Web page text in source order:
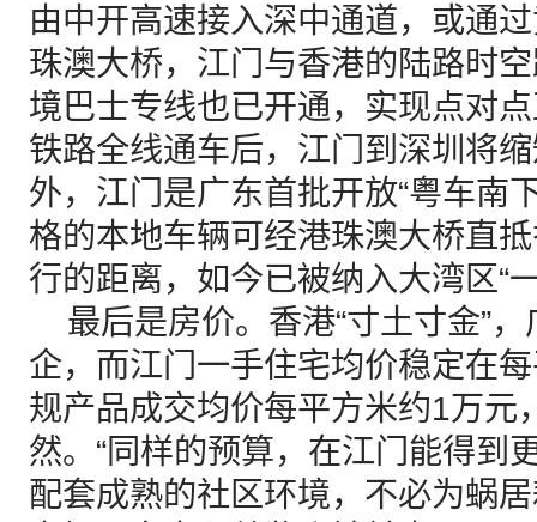
由中开高速接入深中通道，或通
珠澳大桥，江门与香港的陆路时
境巴士专线也已开通，实现点对
铁路全线通车后，江门到深圳将
外，江门是广东首批开放“粤车南
格的本地车辆可经港珠澳大桥直
行的距离，如今已被纳入大湾区“
最后是房价。香港“寸土寸金”
企，而江门一手住宅均价稳定在
规产品成交均价每平方米约1万元
然。“同样的预算，在江门能得到
配套成熟的社区环境，不必为蜗